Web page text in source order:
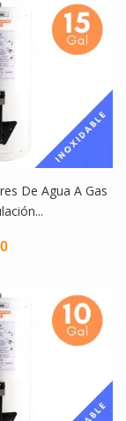
De Agua A Gas